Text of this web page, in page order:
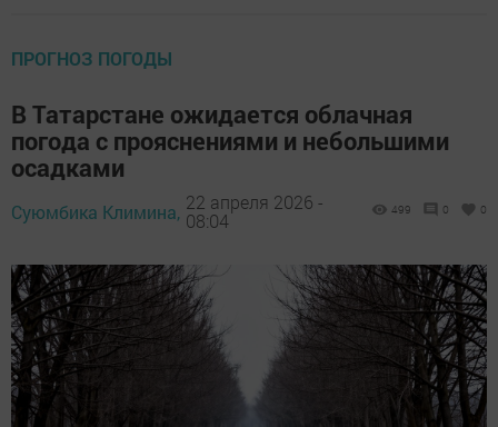
ПРОГНОЗ ПОГОДЫ
В Татарстане ожидается облачная
погода с прояснениями и небольшими
осадками
Суюмбика Климина, 22 апреля 2026 -
08:04
499 0 0